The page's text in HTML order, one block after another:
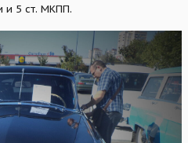
и 5 ст. МКПП.